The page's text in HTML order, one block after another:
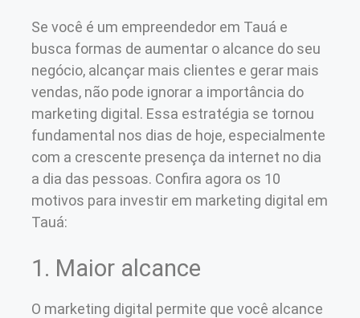
Se você é um empreendedor em Tauá e
busca formas de aumentar o alcance do seu
negócio, alcançar mais clientes e gerar mais
vendas, não pode ignorar a importância do
marketing digital. Essa estratégia se tornou
fundamental nos dias de hoje, especialmente
com a crescente presença da internet no dia
a dia das pessoas. Confira agora os 10
motivos para investir em marketing digital em
Tauá:
1. Maior alcance
O marketing digital permite que você alcance